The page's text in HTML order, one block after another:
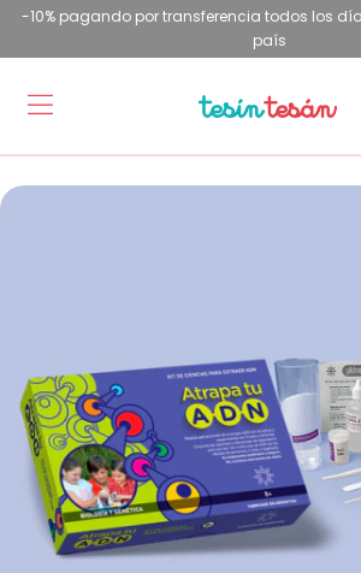
-10% pagando por transferencia todos los
país